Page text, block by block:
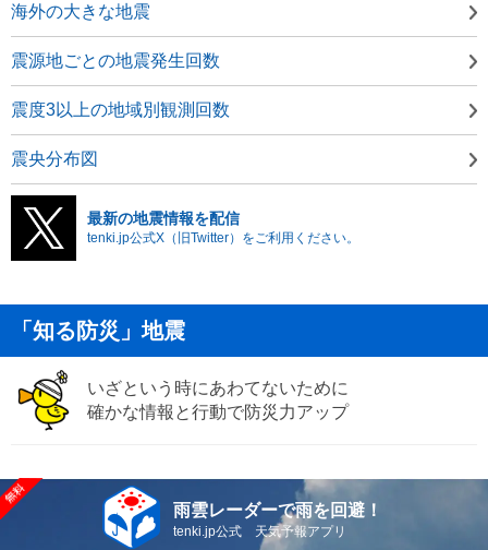
海外の大きな地震
震源地ごとの地震発生回数
震度3以上の地域別観測回数
震央分布図
最新の地震情報を配信
tenki.jp公式X（旧Twitter）をご利用ください。
「知る防災」地震
いざという時にあわてないために
確かな情報と行動で防災力アップ
雨雲レーダーで雨を回避！
tenki.jp公式 天気予報アプリ